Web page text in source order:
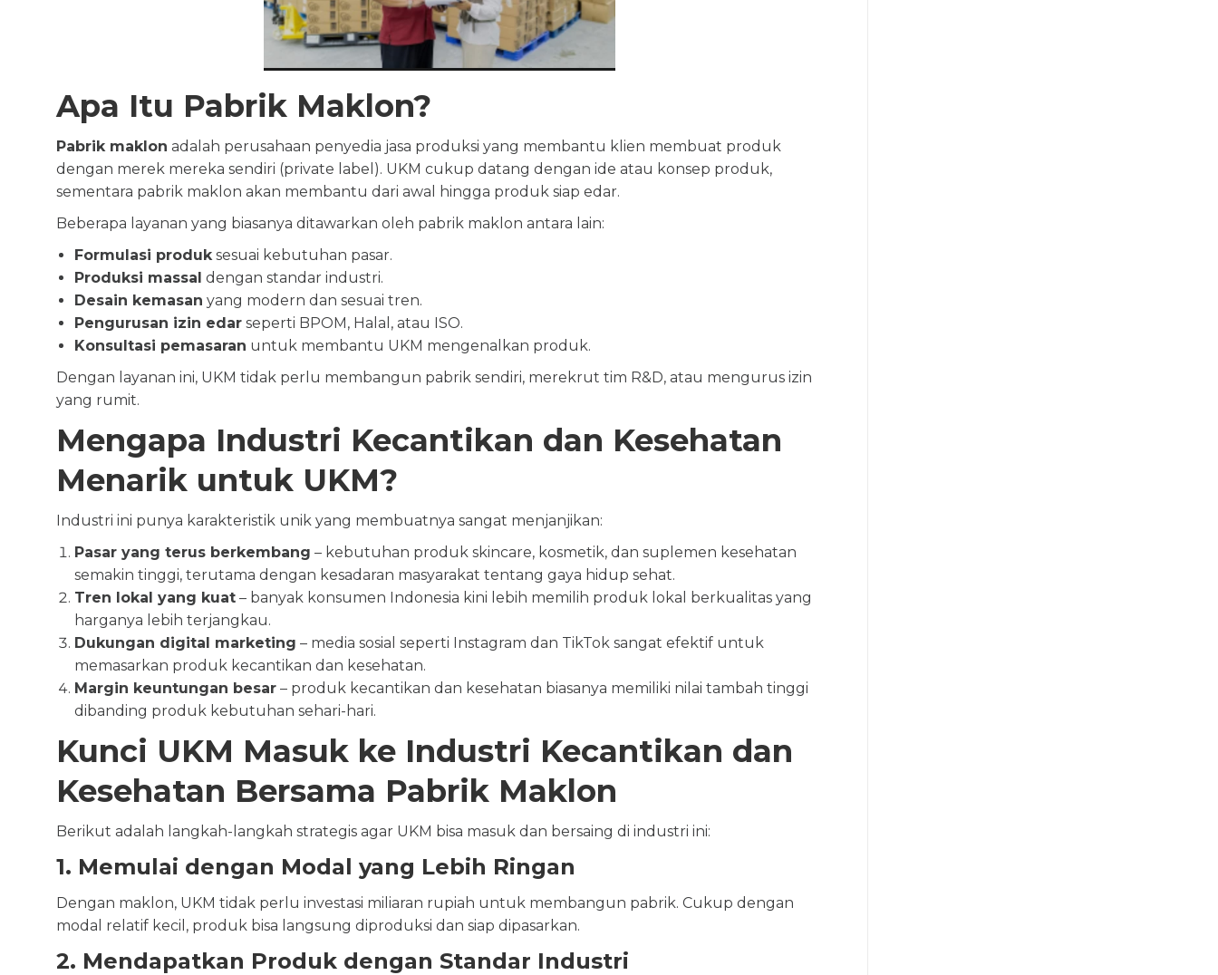
Apa Itu Pabrik Maklon?
Pabrik maklon adalah perusahaan penyedia jasa produksi yang membantu klien membuat produk
dengan merek mereka sendiri (private label). UKM cukup datang dengan ide atau konsep produk,
sementara pabrik maklon akan membantu dari awal hingga produk siap edar.
Beberapa layanan yang biasanya ditawarkan oleh pabrik maklon antara lain:
Formulasi produk sesuai kebutuhan pasar.
Produksi massal dengan standar industri.
Desain kemasan yang modern dan sesuai tren.
Pengurusan izin edar seperti BPOM, Halal, atau ISO.
Konsultasi pemasaran untuk membantu UKM mengenalkan produk.
Dengan layanan ini, UKM tidak perlu membangun pabrik sendiri, merekrut tim R&D, atau mengurus izin
yang rumit.
Mengapa Industri Kecantikan dan Kesehatan
Menarik untuk UKM?
Industri ini punya karakteristik unik yang membuatnya sangat menjanjikan:
Pasar yang terus berkembang – kebutuhan produk skincare, kosmetik, dan suplemen kesehatan
semakin tinggi, terutama dengan kesadaran masyarakat tentang gaya hidup sehat.
Tren lokal yang kuat – banyak konsumen Indonesia kini lebih memilih produk lokal berkualitas yang
harganya lebih terjangkau.
Dukungan digital marketing – media sosial seperti Instagram dan TikTok sangat efektif untuk
memasarkan produk kecantikan dan kesehatan.
Margin keuntungan besar – produk kecantikan dan kesehatan biasanya memiliki nilai tambah tinggi
dibanding produk kebutuhan sehari-hari.
Kunci UKM Masuk ke Industri Kecantikan dan
Kesehatan Bersama Pabrik Maklon
Berikut adalah langkah-langkah strategis agar UKM bisa masuk dan bersaing di industri ini:
1. Memulai dengan Modal yang Lebih Ringan
Dengan maklon, UKM tidak perlu investasi miliaran rupiah untuk membangun pabrik. Cukup dengan
modal relatif kecil, produk bisa langsung diproduksi dan siap dipasarkan.
2. Mendapatkan Produk dengan Standar Industri